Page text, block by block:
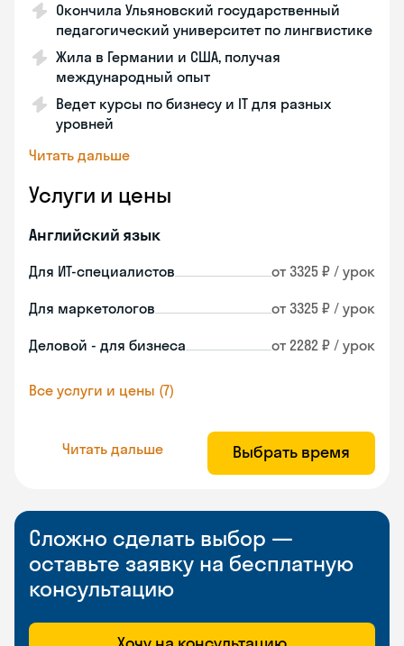
Окончила Ульяновский государственный
педагогический университет по лингвистике
Жила в Германии и США, получая
международный опыт
Ведет курсы по бизнесу и IT для разных
уровней
Читать дальше
Услуги и цены
Английский язык
Для ИТ-специалистов от 3325 ₽ / урок
Для маркетологов от 3325 ₽ / урок
Деловой - для бизнеса от 2282 ₽ / урок
Все услуги и цены (7)
Читать дальше Выбрать время
Сложно сделать выбор —
оставьте заявку на бесплатную
консультацию